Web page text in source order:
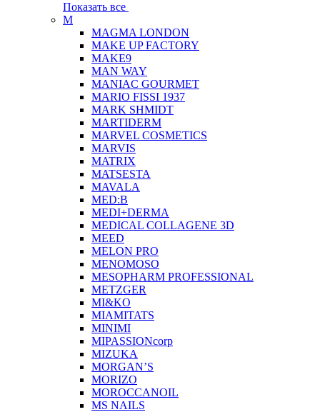
Показать все
M
MAGMA LONDON
MAKE UP FACTORY
MAKE9
MAN WAY
MANIAC GOURMET
MARIO FISSI 1937
MARK SHMIDT
MARTIDERM
MARVEL COSMETICS
MARVIS
MATRIX
MATSESTA
MAVALA
MED:B
MEDI+DERMA
MEDICAL COLLAGENE 3D
MEED
MELON PRO
MENOMOSO
MESOPHARM PROFESSIONAL
METZGER
MI&KO
MIAMITATS
MINIMI
MIPASSIONcorp
MIZUKA
MORGAN’S
MORIZO
MOROCCANOIL
MS NAILS